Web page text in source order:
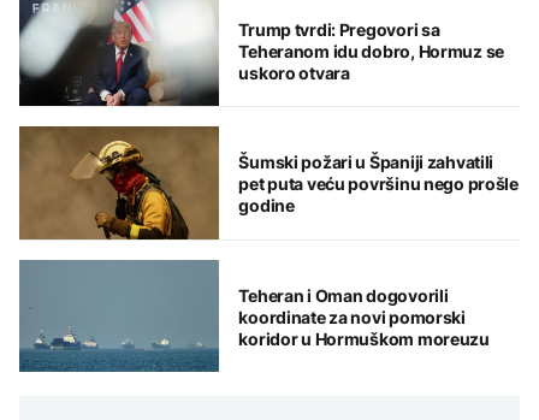
Trump tvrdi: Pregovori sa
Teheranom idu dobro, Hormuz se
uskoro otvara
Šumski požari u Španiji zahvatili
pet puta veću površinu nego prošle
godine
Teheran i Oman dogovorili
koordinate za novi pomorski
koridor u Hormuškom moreuzu